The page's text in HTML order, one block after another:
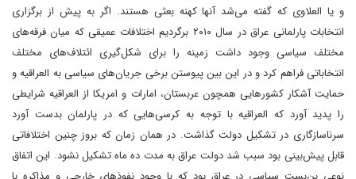
و یا العلاوی که گفته می‌شد آنها کهنه بعثی هستند. اگر به پیش از برگزاری
انتخابات پارلمانی عراق در سال ۲۰۱۰ برگردیم اختلافات عمیقی که میان فرقه‌های
مختلف سیاسی وجود داشت زمینه را برای شکل‌گیری ائتلاف‌های مختلف
انتخاباتی فراهم کرد و در این بین پیوستن برخی جریان‌های سیاسی به العراقیه و
حمایت آشکار کشورهایی همچون عربستان، امارات و امریکا از العراقیه شرایطی
را پدید آورد که العراقیه با توجه به کرسی‌هایی که در پارلمان بدست آورد
سرناسازگاری در تشکیل دولت گذاشت. در همان زمان که بروز چنین اختلافاتی
قابل پیش‌بینی بود سبب شد دولت عراق به مدت ده ماه تشکیل نشود. این اتفاق